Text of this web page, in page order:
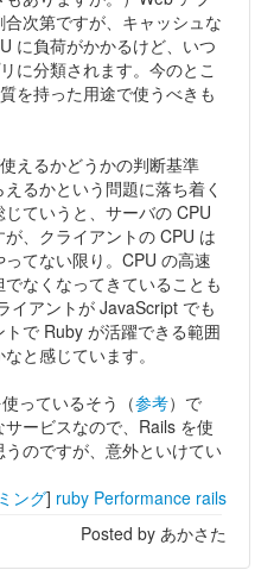
次第ですが、キャッシュな
に負荷がかかるけど、いつ
に分類されます。今のとこ
を持った用途で使うべきも
えるかどうかの判断基準
るかという問題に落ち着く
ていうと、サーバの CPU
、クライアントの CPU は
てない限り。CPU の高速
なくなってきていることも
イアントが JavaScript でも
で Ruby が活躍できる範囲
と感じています。
っているそう（参考）で
ービスなので、Rails を使
のですが、意外といけてい
ング] ruby Performance rails
Posted by あかさた